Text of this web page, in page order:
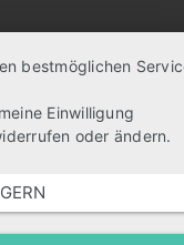
bestmöglichen
Einwilligung
oder ändern.